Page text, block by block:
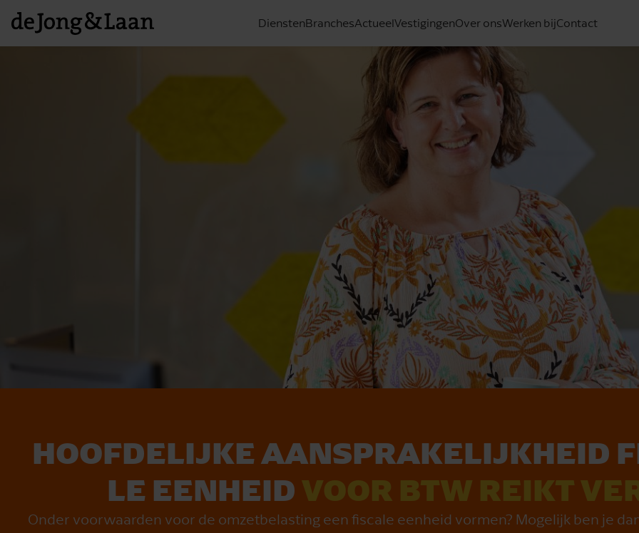
DienstenBranchesActueelVestigingenOver onsWerken bijContact
HOOFDE­LIJ­KE AAN­SPRA­KE­LIJK­HEID
LE EEN­HEIDVOOR BTW REIKT
Onder voorwaarden voor de omzetbelasting een fiscale eenheid vormen? Mogelijk ben je